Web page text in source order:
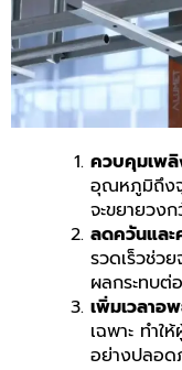
ควบคุมเพลิ
อุณหภูมิถึง
จะขยายวง
ลดควันและ
รวดเร็วช่ว
ผลกระทบต่
เพิ่มเวลาอ
เฉพาะ ทำใ
อย่างปลอด